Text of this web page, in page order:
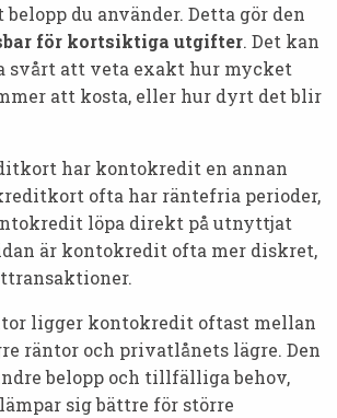
du använder. Detta gör den
för kortsiktiga utgifter. Det kan
svårt att veta exakt hur mycket
att kosta, eller hur dyrt det blir
har kontokredit en annan
ofta har räntefria perioder,
löpa direkt på utnyttjat
är kontokredit ofta mer diskret,
ligger kontokredit oftast mellan
räntor och privatlånets lägre. Den
belopp och tillfälliga behov,
sig bättre för större